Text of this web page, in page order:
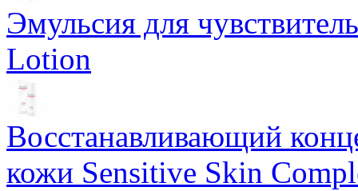
Эмульсия для
Lotion
Восстанавливающий
кожи Sensitive Skin